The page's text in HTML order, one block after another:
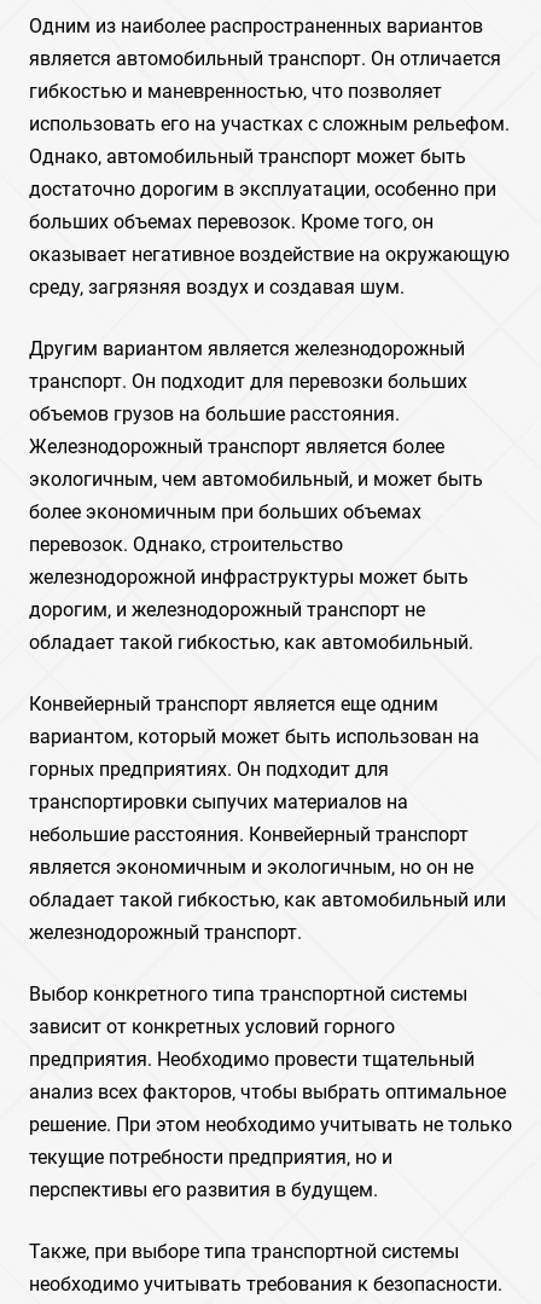
Одним из наиболее распространенных вариантов
является автомобильный транспорт. Он отличается
гибкостью и маневренностью‚ что позволяет
использовать его на участках с сложным рельефом.
Однако‚ автомобильный транспорт может быть
достаточно дорогим в эксплуатации‚ особенно при
больших объемах перевозок. Кроме того‚ он
оказывает негативное воздействие на окружающую
среду‚ загрязняя воздух и создавая шум.
Другим вариантом является железнодорожный
транспорт. Он подходит для перевозки больших
объемов грузов на большие расстояния.
Железнодорожный транспорт является более
экологичным‚ чем автомобильный‚ и может быть
более экономичным при больших объемах
перевозок. Однако‚ строительство
железнодорожной инфраструктуры может быть
дорогим‚ и железнодорожный транспорт не
обладает такой гибкостью‚ как автомобильный.
Конвейерный транспорт является еще одним
вариантом‚ который может быть использован на
горных предприятиях. Он подходит для
транспортировки сыпучих материалов на
небольшие расстояния. Конвейерный транспорт
является экономичным и экологичным‚ но он не
обладает такой гибкостью‚ как автомобильный или
железнодорожный транспорт.
Выбор конкретного типа транспортной системы
зависит от конкретных условий горного
предприятия. Необходимо провести тщательный
анализ всех факторов‚ чтобы выбрать оптимальное
решение. При этом необходимо учитывать не только
текущие потребности предприятия‚ но и
перспективы его развития в будущем.
Также‚ при выборе типа транспортной системы
необходимо учитывать требования к безопасности.